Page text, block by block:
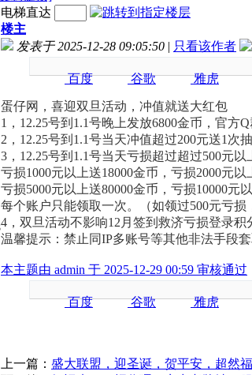
电梯直达
楼主
发表于 2025-12-28 09:05:50 | 只看该作者
百度 谷歌 雅虎
蛋仔网，喜迎双旦活动，冲值就送大红包
1，12.25号到1.1号晚上发放6800金币，官方
2，12.25号到1.1号当天冲值超过200元送1次抽
3，12.25号到1.1号当天亏损超过超过500元以
亏损1000元以上送18000金币，亏损2000元以
亏损5000元以上送80000金币，亏损10000元
每个账户只能领取一次。（如领过500元亏损
4，双旦活动不影响12月签到救济亏损登录积
温馨提示：禁止同IP多账号等其他非法手段
本主题由 admin 于 2025-12-29 00:59 审核通过
百度 谷歌 雅虎
上一篇： 盛大联盟，迎圣诞，贺平安，超然